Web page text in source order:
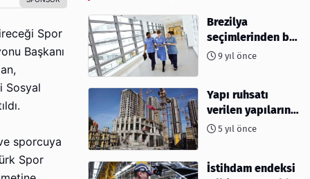
Spor
Başkanı
Sosyal
sporcuya
Spor
Brezilya
seçimlerinden bu
yana hemşire
9 yıl önce
Yapı ruhsatı
verilen yapıların
yüzölçümü %40,8
5 yıl önce
İstihdam endeksi